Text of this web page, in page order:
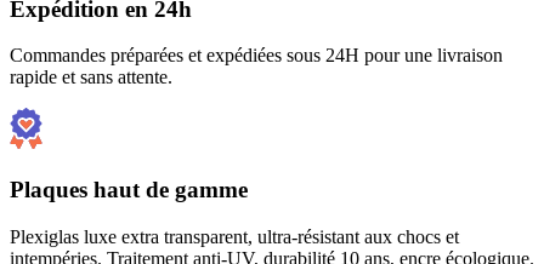
Expédition en 24h
Commandes préparées et expédiées sous 24H pour une livraison
rapide et sans attente.
Plaques haut de gamme
Plexiglas luxe extra transparent, ultra-résistant aux chocs et
intempéries. Traitement anti-UV, durabilité 10 ans, encre écologique.